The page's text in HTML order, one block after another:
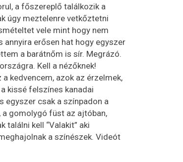
a főszereplő találkozik a
úgy meztelenre vetkőztetni
vele mint hogy nem
annyira erősen hat hogy egyszer
a barátnőm is sír. Megrázó.
Kell a nézőknek!
kedvencem, azok az érzelmek,
kissé felszínes kanadai
egyszer csak a színpadon a
a gomolygó füst az ajtóban,
találni kell “Valakit” aki
a színészek. Videót